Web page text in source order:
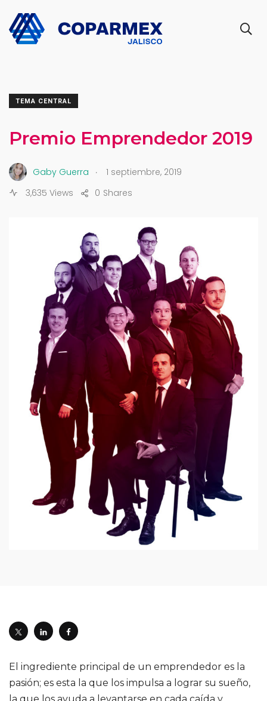
TEMA CENTRAL
Premio Emprendedor 2019
Gaby Guerra .
1 septiembre, 2019
3,635 Views
Shares
0
El ingrediente principal de un emprendedor es la
pasión; es esta la que los impulsa a lograr su sueño,